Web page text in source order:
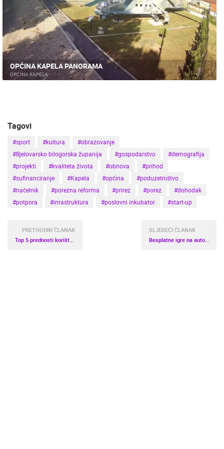
DOGAĐANJA I ZANIMLJIVOSTI TRANSPORT I PROMET
ZNAMENITOSTI SVJETSKA BAŠTINA SPORT
OPĆINA KAPELA PANORAMA
OPĆINA KAPELA
Tagovi
#sport #kultura
#obrazovanje
#Bjelovarsko bilogorska županija
#gospodarstvo
#demografija
#projekti
#kvaliteta života #obnova
#prihod
#sufinanciranje
#Kapela #općina
#poduzetništvo
#načelnik
#porezna reforma #prirez #porez
#dohodak
#potpora
#inrastruktura #poslovni inkubator #start-up
PRETHODNI ČLANAK
Top 5 prednosti korištenja aplikacije Geobuyer za svakodnevnu kupovinu
SLJEDEĆI ČLANAK
Besplatne igre na automatima za igranje